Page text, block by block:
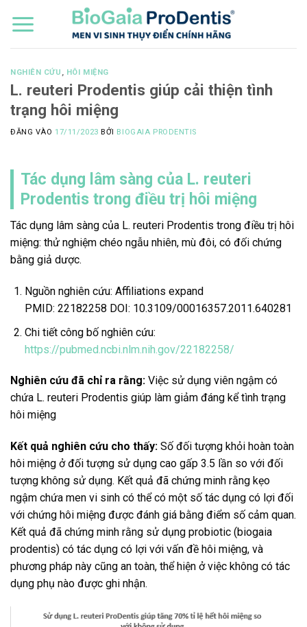
qua
NGHIÊN CỨU , HÔI MIỆNG
L. reuteri Prodentis giúp cải thiện tình
trạng hôi miệng
ĐĂNG VÀO 17/11/2023 BỞI BIOGAIA PRODENTIS
Tác dụng lâm sàng của L. reuteri
Prodentis trong điều trị hôi miệng
Tác dụng lâm sàng của L. reuteri Prodentis trong điều trị hôi
miệng: thử nghiệm chéo ngẫu nhiên, mù đôi, có đối chứng
bằng giả dược.
Nguồn nghiên cứu: Affiliations expand
PMID: 22182258 DOI: 10.3109/00016357.2011.640281
Chi tiết công bố nghiên cứu:
https://pubmed.ncbi.nlm.nih.gov/22182258/
Nghiên cứu đã chỉ ra rằng: Việc sử dụng viên ngậm có
chứa L. reuteri Prodentis giúp làm giảm đáng kể tình trạng
hôi miệng
Kết quả nghiên cứu cho thấy: Số đối tượng khỏi hoàn toàn
hôi miệng ở đối tượng sử dụng cao gấp 3.5 lần so với đối
tượng không sử dụng. Kết quả đã chứng minh rằng kẹo
ngậm chứa men vi sinh có thể có một số tác dụng có lợi đối
với chứng hôi miệng được đánh giá bằng điểm số cảm quan.
Kết quả đã chứng minh rằng sử dụng probiotic (biogaia
prodentis) có tác dụng có lợi với vấn đề hôi miệng, và
phương pháp này cũng an toàn, thể hiện ở việc không có tác
dụng phụ nào được ghi nhận.